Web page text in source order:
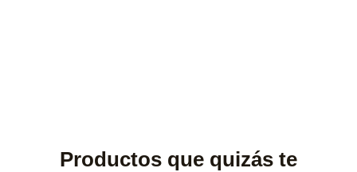
Productos que quizás te